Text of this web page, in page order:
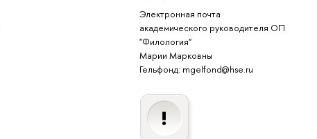
Электронная почта
академического руководителя ОП
"Филология"
Марии Марковны
Гельфонд: mgelfond@hse.ru